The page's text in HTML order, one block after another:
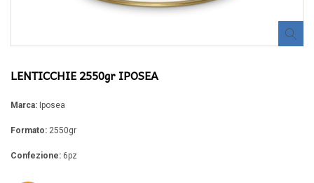
LENTICCHIE 2550gr IPOSEA
Marca: Iposea
Formato: 2550gr
Confezione: 6pz